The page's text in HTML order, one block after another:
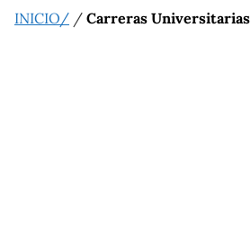
INICIO/ / Carreras Universitarias